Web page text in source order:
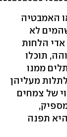
האמבטיה
לא
אדי הלחות
תוכלו
ממנו
מעליהן
של צמחים
תפנה